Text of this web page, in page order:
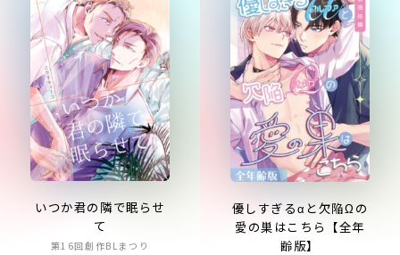
いつか君の隣で眠らせ
て
第16回創作BLまつり
優しすぎるαと欠陥Ωの
愛の巣はこちら【全年
齢版】